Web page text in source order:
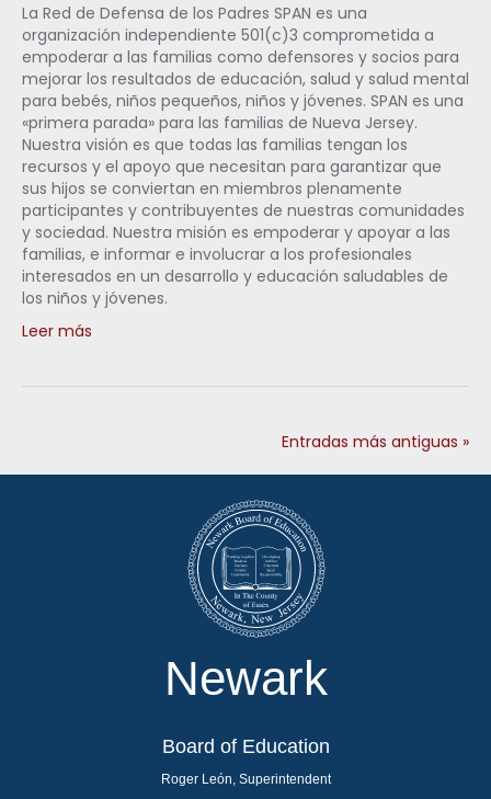
La Red de Defensa de los Padres SPAN es una
organización independiente 501(c)3 comprometida a
empoderar a las familias como defensores y socios para
mejorar los resultados de educación, salud y salud mental
para bebés, niños pequeños, niños y jóvenes. SPAN es una
«primera parada» para las familias de Nueva Jersey.
Nuestra visión es que todas las familias tengan los
recursos y el apoyo que necesitan para garantizar que
sus hijos se conviertan en miembros plenamente
participantes y contribuyentes de nuestras comunidades
y sociedad. Nuestra misión es empoderar y apoyar a las
familias, e informar e involucrar a los profesionales
interesados en un desarrollo y educación saludables de
los niños y jóvenes.
Leer más
Entradas más antiguas »
Newark
Board of Education
Roger León, Superintendent